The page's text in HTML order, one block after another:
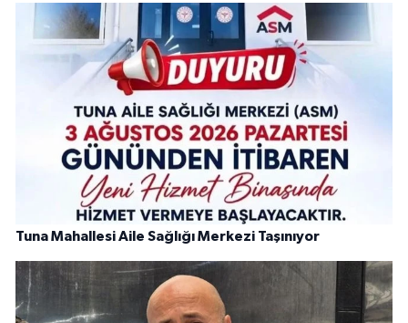
Tuna Mahallesi Aile Sağlığı Merkezi Taşınıyor